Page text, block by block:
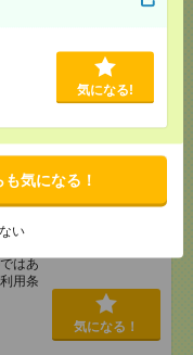
気になる!
も気になる！
い
はあ
用条
気になる！
し▼車通勤OK＊
円×
はあ
用条
気になる！